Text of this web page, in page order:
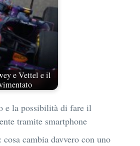
e Vettel e il
e la possibilità di fare il
tramite smartphone
cambia davvero con uno